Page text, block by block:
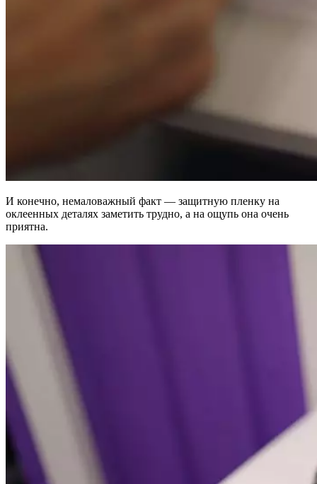
И конечно, немаловажный факт — защитную пленку на
оклеенных деталях заметить трудно, а на ощупь она очень
приятна.